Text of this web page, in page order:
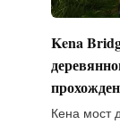
Kena
Кена мост